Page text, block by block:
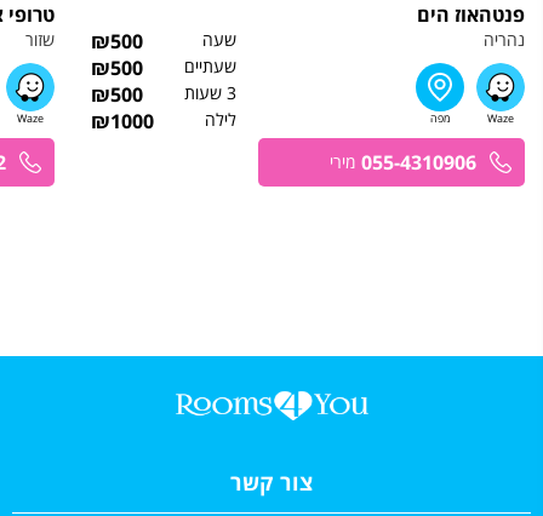
פנטהאוז הים
נהריה שעה ₪500
שעתיים ₪500
3 שעות ₪500
לילה ₪1000
055-4310906 מירי
שזור
צור קשר